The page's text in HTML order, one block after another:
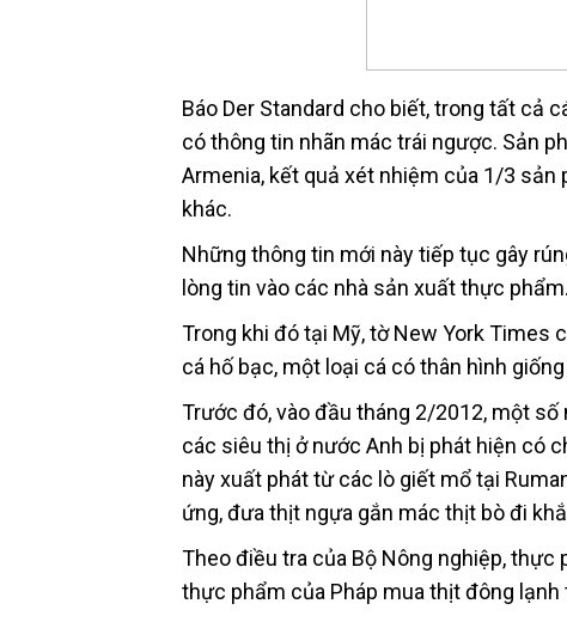
Báo Der Standard cho biết, trong tất cả
có thông tin nhãn mác trái ngược. Sản
Armenia, kết quả xét nhiệm của 1/3
khác.
Những thông tin mới này tiếp tục gây
lòng tin vào các nhà sản xuất thực phẩm.
Trong khi đó tại Mỹ, tờ New York Times
cá hố bạc, một loại cá có thân hình
Trước đó, vào đầu tháng 2/2012, một
các siêu thị ở nước Anh bị phát hiện có
này xuất phát từ các lò giết mổ tại
ứng, đưa thịt ngựa gắn mác thịt bò đi
Theo điều tra của Bộ Nông nghiệp,
thực phẩm của Pháp mua thịt đông